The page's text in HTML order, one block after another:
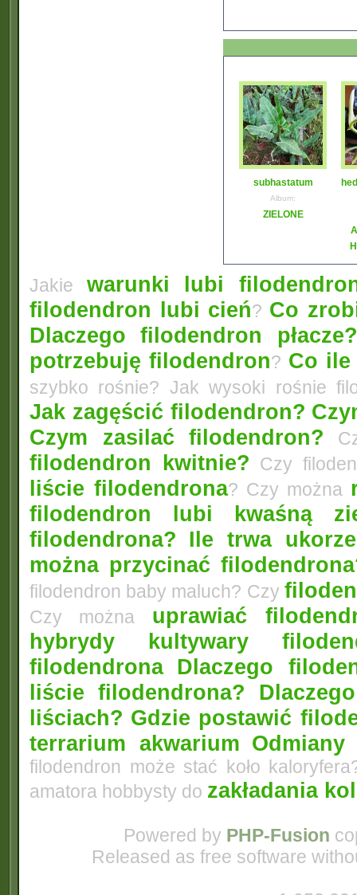
subhastatum
Album:
ZIELONE
Jakie warunki lubi
filodendron lubi cień? Co
Dlaczego filodendron
potrzebuję filodendron? Co ile
szybko rośnie? Jak wysoki rośnie
Jak zagęścić filodendron?
Czym zasilać filodendron?
filodendron kwitnie? Czy
liście filodendrona? Czy można
filodendron lubi kwaśną
filodendrona? Ile trwa
można przycinać
filodendron baby maluch? Czy
Czy można uprawiać
hybrydy kultywary
filodendrona Dlaczego
liście filodendrona?
liściach? Gdzie postawić
terrarium akwarium
filodendron może stać koło
amatora hobbysty do zakładania
Powered by PHP-Fusion
Released as free software